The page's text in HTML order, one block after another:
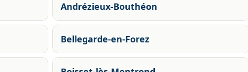
Andrézieux-Bouthéon
Bellegarde-en-Forez